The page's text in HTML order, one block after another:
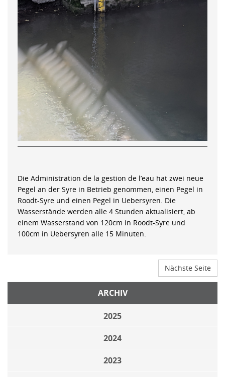
Die Administration de la gestion de l’eau hat zwei neue
Pegel an der Syre in Betrieb genommen, einen Pegel in
Roodt-Syre und einen Pegel in Uebersyren. Die
Wasserstände werden alle 4 Stunden aktualisiert, ab
einem Wasserstand von 120cm in Roodt-Syre und
100cm in Uebersyren alle 15 Minuten.
Nächste Seite
ARCHIV
2025
2024
2023